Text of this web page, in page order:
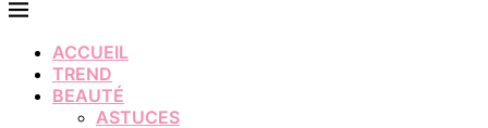
ACCUEIL
TREND
BEAUTÉ
ASTUCES